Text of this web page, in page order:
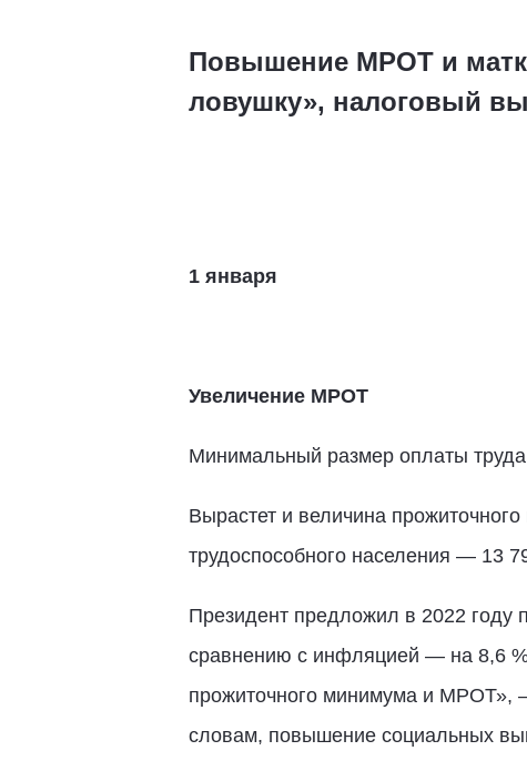
Повышение МРОТ и
ловушку», налоговый
1 января
Увеличение МРОТ
Минимальный размер оплаты
Вырастет и величина
трудоспособного населения — 13
Президент предложил в 2022
сравнению с инфляцией — на 8,6
прожиточного минимума и МРОТ»,
словам, повышение социальных